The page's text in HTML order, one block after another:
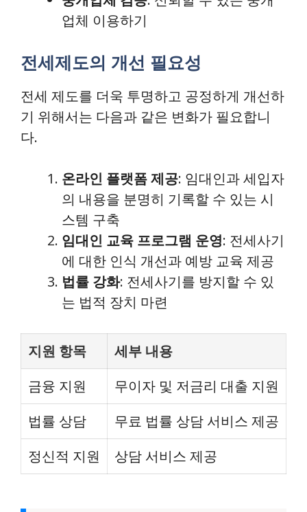
업체 이용하기
전세제도의 개선 필요성
전세 제도를 더욱 투명하고 공정하게 개선하
기 위해서는 다음과 같은 변화가 필요합니
다.
온라인 플랫폼 제공: 임대인과 세입자
의 내용을 분명히 기록할 수 있는 시
스템 구축
임대인 교육 프로그램 운영: 전세사기
에 대한 인식 개선과 예방 교육 제공
법률 강화: 전세사기를 방지할 수 있
는 법적 장치 마련
지원 항목
세부 내용
금융 지원
무이자 및 저금리 대출 지원
법률 상담
무료 법률 상담 서비스 제공
정신적 지원
상담 서비스 제공